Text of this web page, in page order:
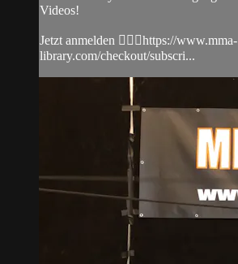
Videos!
Jetzt anmelden 👉🏼🔥https://www.mma-
library.com/checkout/subscri...